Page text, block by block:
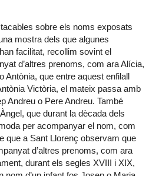
sobre els noms exposats
mostra dels que algunes
facilitat, recollim sovint el
d’altres prenoms, com ara Alícia,
Antònia, que entre aquest enfilall
Victòria, el mateix passa amb
Andreu o Pere Andreu. També
que durant la dècada dels
per acompanyar el nom, com
que a Sant Llorenç observam que
d’altres prenoms, com ara
durant els segles XVIII i XIX,